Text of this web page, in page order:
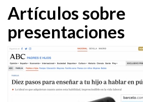
Artículos sobre
presentaciones